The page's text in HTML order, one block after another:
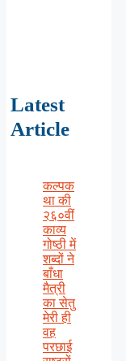
Latest
Article
कल्पक
था की
२६०वीं
काव्य
गोष्ठी में
शब्दों ने
बाँधा
मैत्री
का सेतु
मेरी ही
वह
परछाई